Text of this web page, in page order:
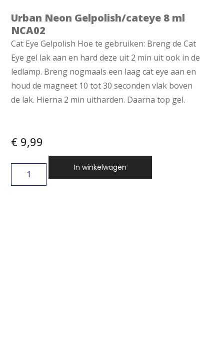
Urban Neon Gelpolish/cateye 8 ml
NCA02
Cat Eye Gelpolish Hoe te gebruiken: Breng de Cat
Eye gel lak aan en hard deze uit 2 min uit ook in de
ledlamp. Breng nogmaals een laag cat eye aan en
houd de magneet 10 tot 30 seconden vlak boven
de lak. Hierna 2 min uitharden. Daarna top gel.
€ 9,99
In winkelwagen